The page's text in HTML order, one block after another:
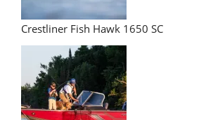
Crestliner Fish Hawk 1650 SC